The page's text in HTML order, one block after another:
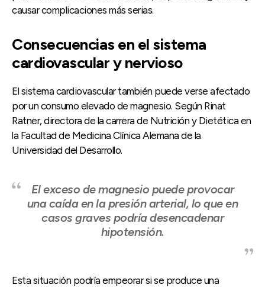
causar complicaciones más serias.
Consecuencias en el sistema
cardiovascular y nervioso
El sistema cardiovascular también puede verse afectado
por un consumo elevado de magnesio. Según Rinat
Ratner, directora de la carrera de Nutrición y Dietética en
la Facultad de Medicina Clínica Alemana de la
Universidad del Desarrollo.
El exceso de magnesio puede provocar
una caída en la presión arterial, lo que en
casos graves podría desencadenar
hipotensión.
Esta situación podría empeorar si se produce una